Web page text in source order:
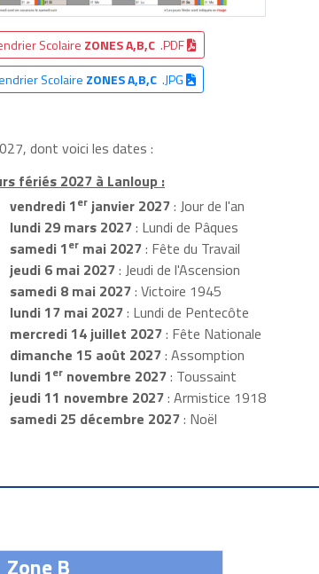
Scolaire ZONES A,B,C .PDF
Scolaire ZONES A,B,C.JPG
dont voici les dates :
fériés 2027 à Lanloup :
vendredi 1erjanvier 2027: Jour de l'an
lundi 29 mars 2027: Lundi de Pâques
samedi 1ermai 2027: Fête du Travail
jeudi 6 mai 2027: Jeudi de l'Ascension
samedi 8 mai 2027: Victoire 1945
lundi 17 mai 2027: Lundi de Pentecôte
mercredi 14 juillet 2027: Fête Nationale
dimanche 15 août 2027: Assomption
lundi 1ernovembre 2027: Toussaint
jeudi 11 novembre 2027: Armistice 1918
samedi 25 décembre 2027: Noël
Zone B